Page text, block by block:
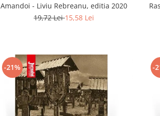
Amandoi - Liviu Rebreanu, editia 2020
19,72 Lei15,58 Lei
-21% -